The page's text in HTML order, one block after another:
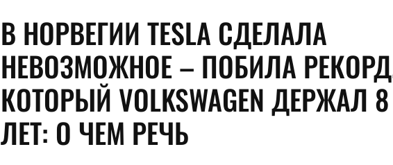
В НОРВЕГИИ TESLA СДЕЛАЛА
НЕВОЗМОЖНОЕ – ПОБИЛА
КОТОРЫЙ VOLKSWAGEN ДЕРЖАЛ 8
ЛЕТ: О ЧЕМ РЕЧЬ